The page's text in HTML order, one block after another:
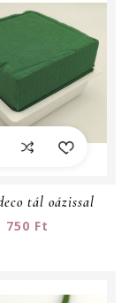
tál oázissal
750 Ft